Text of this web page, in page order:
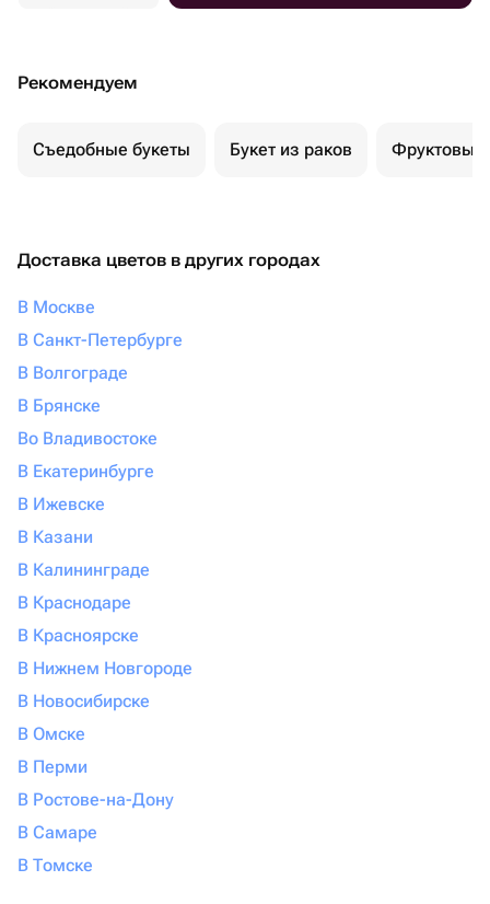
Рекомендуем
Съедобные букеты Букет из раков Фруктовый
Доставка цветов в других городах
В Москве
В Санкт-Петербурге
В Волгограде
В Брянске
Во Владивостоке
В Екатеринбурге
В Ижевске
В Казани
В Калининграде
В Краснодаре
В Красноярске
В Нижнем Новгороде
В Новосибирске
В Омске
В Перми
В Ростове-на-Дону
В Самаре
В Томске